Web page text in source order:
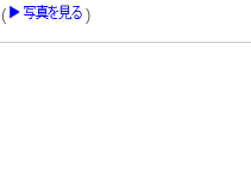
(
)